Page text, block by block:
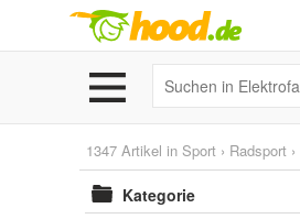
1347 Artikel in Sport › Radsport ›
Kategorie